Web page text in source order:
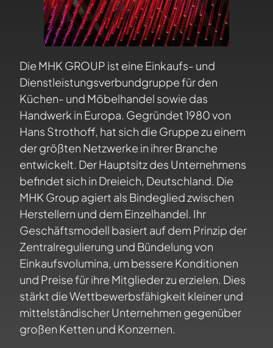
Die MHK GROUP ist eine Einkaufs- und
Dienstleistungsverbundgruppe für den
Küchen- und Möbelhandel sowie das
Handwerk in Europa. Gegründet 1980 von
Hans Strothoff, hat sich die Gruppe zu einem
der größten Netzwerke in ihrer Branche
entwickelt. Der Hauptsitz des Unternehmens
befindet sich in Dreieich, Deutschland. Die
MHK Group agiert als Bindeglied zwischen
Herstellern und dem Einzelhandel. Ihr
Geschäftsmodell basiert auf dem Prinzip der
Zentralregulierung und Bündelung von
Einkaufsvolumina, um bessere Konditionen
und Preise für ihre Mitglieder zu erzielen. Dies
stärkt die Wettbewerbsfähigkeit kleiner und
mittelständischer Unternehmen gegenüber
großen Ketten und Konzernen.